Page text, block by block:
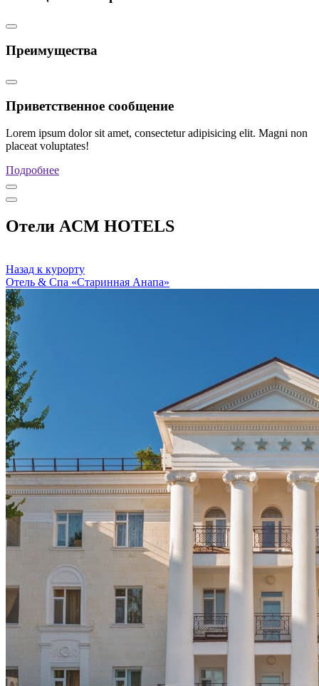
Преимущества
Приветственное сообщение
Lorem ipsum dolor sit amet, consectetur adipisicing elit. Magni non
placeat voluptates!
Подробнее
Отели ACM HOTELS
Назад к курорту
Отель & Спа «Старинная Анапа»